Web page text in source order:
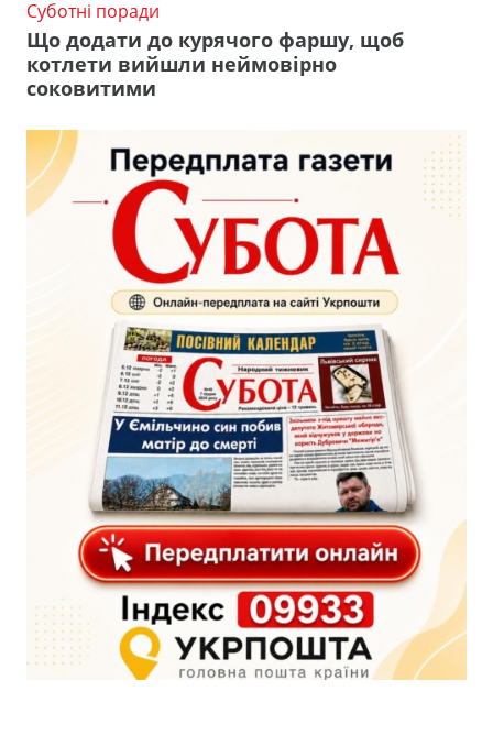
Суботні поради
Що додати до курячого фаршу, щоб
котлети вийшли неймовірно
соковитими